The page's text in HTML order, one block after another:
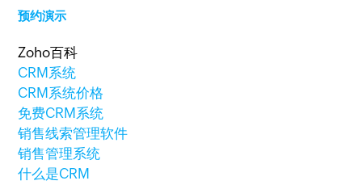
预约演示
Zoho百科
CRM系统
CRM系统价格
免费CRM系统
销售线索管理软件
销售管理系统
什么是CRM